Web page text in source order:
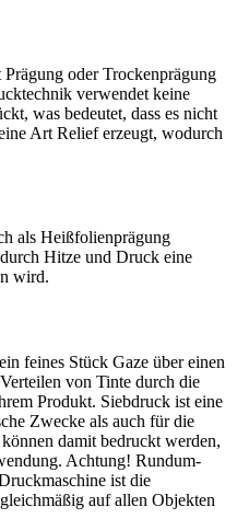
oder Trockenprägung
verwendet keine
was bedeutet, dass es nicht
Art Relief erzeugt, wodurch
als Heißfolienprägung
Hitze und Druck eine
wird.
feines Stück Gaze über einen
von Tinte durch die
Produkt. Siebdruck ist eine
Zwecke als auch für die
damit bedruckt werden,
Achtung! Rundum-
ist die
auf allen Objekten